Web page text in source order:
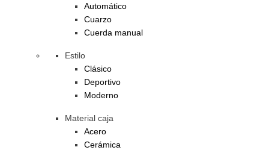
Automático
Cuarzo
Cuerda manual
Estilo
Clásico
Deportivo
Moderno
Material caja
Acero
Cerámica